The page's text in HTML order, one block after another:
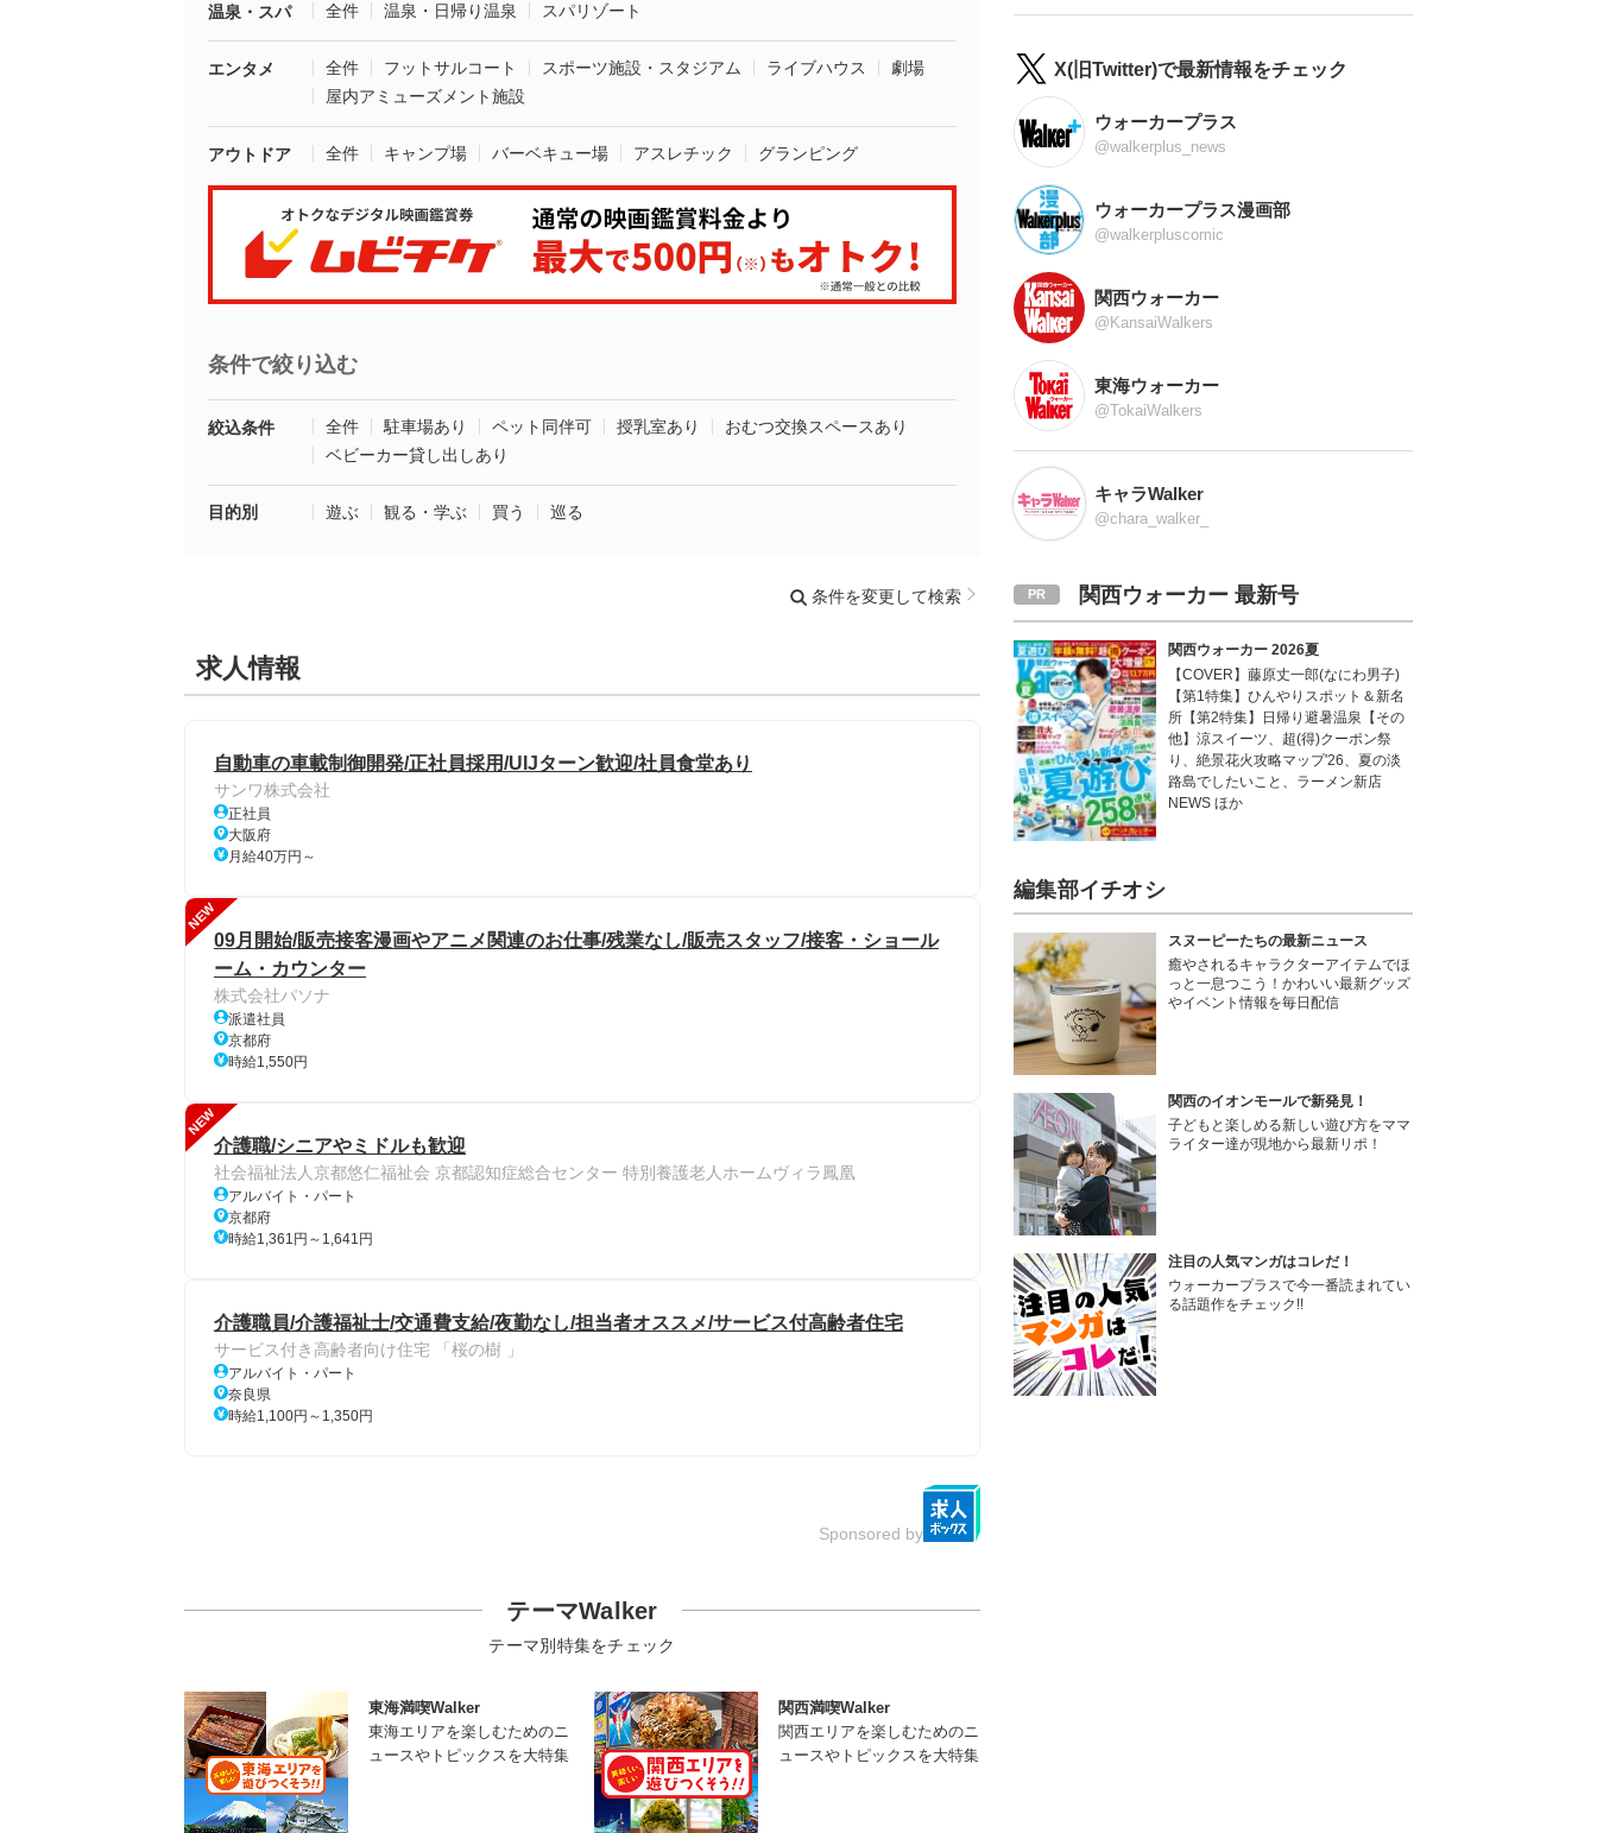
温泉・スパ 全件 温泉・日帰り温泉 スパリゾート
エンタメ 全件 フットサルコート スポーツ施設・スタジアム ライブハウス
劇場
屋内アミューズメント施設
アウトドア 全件 キャンプ場 バーベキュー場 アスレチック グランピング
条件で絞り込む
絞込条件 全件 駐車場あり ペット同伴可 授乳室あり
おむつ交換スペースあり
ベビーカー貸し出しあり
目的別 遊ぶ 観る・学ぶ 買う 巡る
条件を変更して検索
求人情報
自動車の車載制御開発/正社員採用/UIJターン歓迎/社員食堂あり
サンワ株式会社
正社員
大阪府
月給40万円～
NEW
09月開始/販売接客漫画やアニメ関連のお仕事/残業なし/販売スタッフ/接客・ショール
ーム・カウンター
株式会社パソナ
派遣社員
京都府
時給1,550円
NEW
介護職/シニアやミドルも歓迎
社会福祉法人京都悠仁福祉会 京都認知症総合センター 特別養護老人ホームヴィラ鳳凰
アルバイト・パート
京都府
時給1,361円～1,641円
介護職員/介護福祉士/交通費支給/夜勤なし/担当者オススメ/サービス付高齢者住宅
サービス付き高齢者向け住宅 「桜の樹 」
アルバイト・パート
奈良県
時給1,100円～1,350円
Sponsored by
テーマWalker
テーマ別特集をチェック
東海満喫Walker
東海エリアを楽しむためのニ
ュースやトピックスを大特集
関西満喫Walker
関西エリアを楽しむためのニ
ュースやトピックスを大特集
X(旧Twitter)で最新情報をチェック
ウォーカープラス
@walkerplus_news
ウォーカープラス漫画部
@walkerpluscomic
関西ウォーカー
@KansaiWalkers
東海ウォーカー
@TokaiWalkers
キャラWalker
@chara_walker_
関西ウォーカー 最新号
関西ウォーカー 2026夏
【COVER】藤原丈一郎(なにわ男子)
【第1特集】ひんやりスポット＆新名
所【第2特集】日帰り避暑温泉【その
他】涼スイーツ、超(得)クーポン祭
り、絶景花火攻略マップ'26、夏の淡
路島でしたいこと、ラーメン新店
NEWS ほか
編集部イチオシ
スヌーピーたちの最新ニュース
癒やされるキャラクターアイテムでほ
っと一息つこう！かわいい最新グッズ
やイベント情報を毎日配信
関西のイオンモールで新発見！
子どもと楽しめる新しい遊び方をママ
ライター達が現地から最新リポ！
注目の人気マンガはコレだ！
ウォーカープラスで今一番読まれてい
る話題作をチェック!!